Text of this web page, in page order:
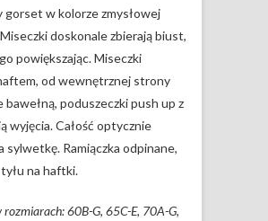
gorset w kolorze zmysłowej
doskonale zbierają biust,
powiększając. Miseczki
od wewnętrznej strony
bawełną, poduszeczki push up z
wyjęcia. Całość optycznie
sylwetkę. Ramiączka odpinane,
na haftki.
rozmiarach: 60B-G, 65C-E, 70A-G,